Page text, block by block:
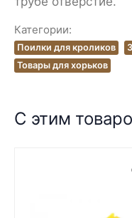
Категории:
Поилки для кроликов
Товары для хорьков
С этим